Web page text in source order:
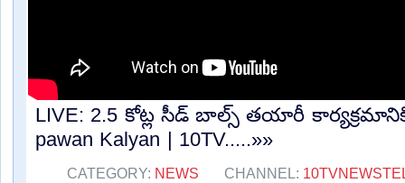
LIVE: 2.5 కోట్ల సీడ్ బాల్స్ తయారీ కార్యక్రమానికి
pawan Kalyan | 10TV.....»»
CATEGORY: NEWS CHANNEL: